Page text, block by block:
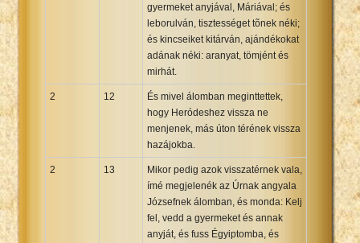
gyermeket anyjával, Máriával; és
leborulván, tisztességet tõnek néki;
és kincseiket kitárván, ajándékokat
adának néki: aranyat, tömjént és
mirhát.
2 12
És mivel álomban meginttettek,
hogy Heródeshez vissza ne
menjenek, más úton térének vissza
hazájokba.
2 13
Mikor pedig azok visszatérnek vala,
ímé megjelenék az Úrnak angyala
Józsefnek álomban, és monda: Kelj
fel, vedd a gyermeket és annak
anyját, és fuss Égyiptomba, és